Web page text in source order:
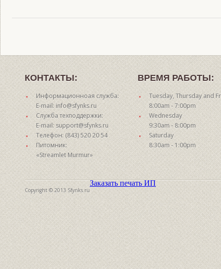
КОНТАКТЫ:
Информационноая служба:
E-mail: info@sfynks.ru
Служба техподдержки:
E-mail: support@sfynks.ru
Телефон: (843) 520 20 54
Питомник:
«Streamlet Murmur»
ВРЕМЯ РАБОТЫ:
Tuesday, Thursday and
8:00am - 7:00pm
Wednesday
9:30am - 8:00pm
Saturday
8:30am - 1:00pm
Copyright © 2013 Sfynks.ru
Заказать печать ИП